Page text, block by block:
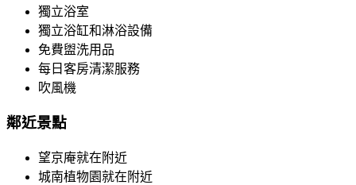
獨立浴室
獨立浴缸和淋浴設備
免費盥洗用品
每日客房清潔服務
吹風機
鄰近景點
望京庵就在附近
城南植物園就在附近